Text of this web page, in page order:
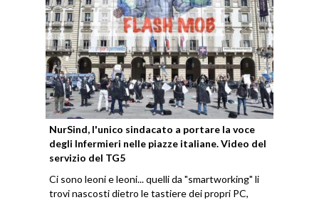
NurSind, l'unico sindacato a portare la voce
degli Infermieri nelle piazze italiane. Video del
servizio del TG5
Ci sono leoni e leoni... quelli da "smartworking" li
trovi nascosti dietro le tastiere dei propri PC,